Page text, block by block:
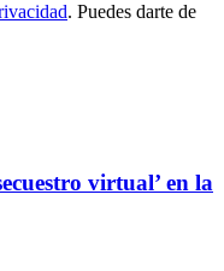
. Puedes darte de
virtual’ en la